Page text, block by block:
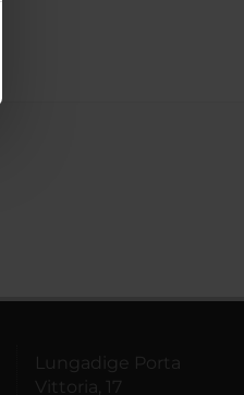
Lungadige Porta
Vittoria, 17